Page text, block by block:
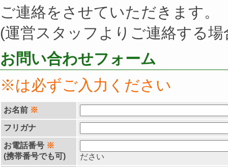
ご連絡をさせていただきます。
(運営スタッフよりご連絡する
お問い合わせフォーム
※は必ずご入力ください
お名前 ※
フリガナ
お電話番号 ※
(携帯番号でも可)
ださい